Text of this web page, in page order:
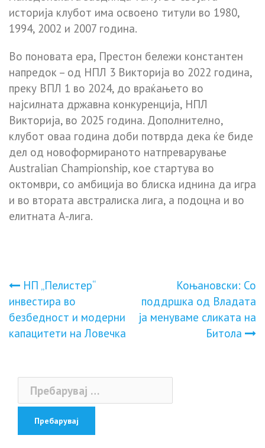
историја клубот има освоено титули во 1980,
1994, 2002 и 2007 година.
Во поновата ера, Престон бележи константен
напредок – од НПЛ 3 Викторија во 2022 година,
преку ВПЛ 1 во 2024, до враќањето во
најсилната државна конкуренција, НПЛ
Викторија, во 2025 година. Дополнително,
клубот оваа година доби потврда дека ќе биде
дел од новоформираното натпреварување
Australian Championship, кое стартува во
октомври, со амбиција во блиска иднина да игра
и во втората австралиска лига, а подоцна и во
елитната А-лига.
Навигација
на
напис
НП „Пелистер“
инвестира во
безбедност и модерни
капацитети на Ловечка
Коњановски: Со
поддршка од Владата
ја менуваме сликата на
Битола
Пребарувај
за: